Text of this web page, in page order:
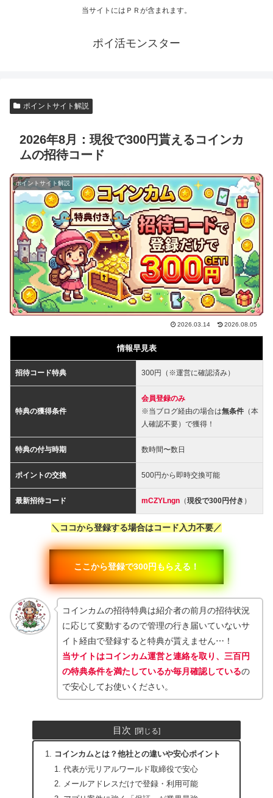
当サイトにはＰＲが含まれます。
ポイ活モンスター
ポイントサイト解説
2026年8月：現役で300円貰えるコインカ
ムの招待コード
ポイントサイト解説
2026.03.14 2026.08.05
情報早見表
招待コード特典 300円（※運営に確認済み）
特典の獲得条件
会員登録のみ
※当ブログ経由の場合は無条件 （本
人確認不要）で獲得！
特典の付与時期 数時間〜数日
ポイントの交換 500円から即時交換可能
最新招待コード mCZYLngn （現役で300円付き ）
＼ココから登録する場合はコード入力不要／
ここから登録で300円もらえる！
コインカムの招待特典は紹介者の前月の招待状況
に応じて変動するので管理の行き届いていないサ
イト経由で登録すると特典が貰えません⋯！
当サイトはコインカム運営と連絡を取り、三百円
の特典条件を満たしているか毎月確認しているの
で安心してお使いください。
目次
コインカムとは？他社との違いや安心ポイント
代表が元リアルワールド取締役で安心
メールアドレスだけで登録・利用可能